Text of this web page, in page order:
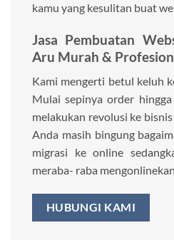
kamu yang kesulitan buat
Jasa Pembuatan
Aru Murah &
Kami mengerti betul keluh
Mulai sepinya order
melakukan revolusi ke
Anda masih bingung
migrasi ke online
meraba- raba
HUBUNGI KAMI